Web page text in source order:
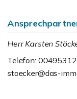
Herr Karsten
Telefon:
stoecker@das-